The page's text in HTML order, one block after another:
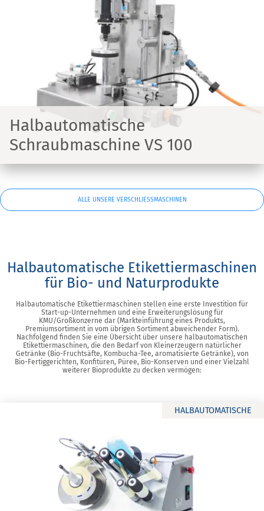
Halbautomatische
Schraubmaschine VS 100
ALLE UNSERE VERSCHLIESSMASCHINEN
Halbautomatische Etikettiermaschinen
für Bio- und Naturprodukte
Halbautomatische Etikettiermaschinen stellen eine erste Investition für
Start-up-Unternehmen und eine Erweiterungslösung für
KMU/Großkonzerne dar (Markteinführung eines Produkts,
Premiumsortiment in vom übrigen Sortiment abweichender Form).
Nachfolgend finden Sie eine Übersicht über unsere halbautomatischen
Etikettiermaschinen, die den Bedarf von Kleinerzeugern natürlicher
Getränke (Bio-Fruchtsäfte, Kombucha-Tee, aromatisierte Getränke), von
Bio-Fertiggerichten, Konfitüren, Püree, Bio-Konserven und einer Vielzahl
weiterer Bioprodukte zu decken vermögen:
HALBAUTOMATISCHE